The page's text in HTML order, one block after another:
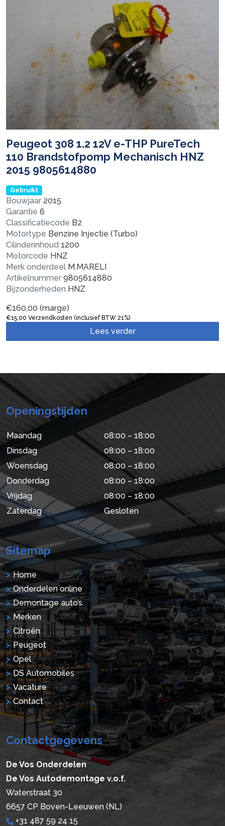
Peugeot 308 1.2 12V e-THP PureTech
110 Brandstofpomp Mechanisch HNZ
2015 9805614880
Gebruikt
Bouwjaar 2015
Garantie 6
Classificatiecode B2
Motortype Benzine Injectie (Turbo)
Cilinderinhoud 1200
Motorcode HNZ
Merk onderdeel M.MARELI
Artikelnummer 9805614880
Bijzonderheden HNZ
€160,00 (marge)
€15,00 Verzendkosten (inclusief BTW 21%)
Lees verder
Openingstijden
Maandag
08:00 – 18:00
Dinsdag
08:00 – 18:00
Woensdag
08:00 – 18:00
Donderdag
08:00 – 18:00
Vrijdag
08:00 – 18:00
Zaterdag
Gesloten
Sitemap
Home
Onderdelen online
Demontage auto’s
Merken
Citroën
Peugeot
Opel
DS Automobiles
Vacature
Contact
Contactgegevens
De Vos Onderdelen
De Vos Autodemontage v.o.f.
Waterstraat 30
6657 CP Boven-Leeuwen (NL)
+31 487 59 24 15